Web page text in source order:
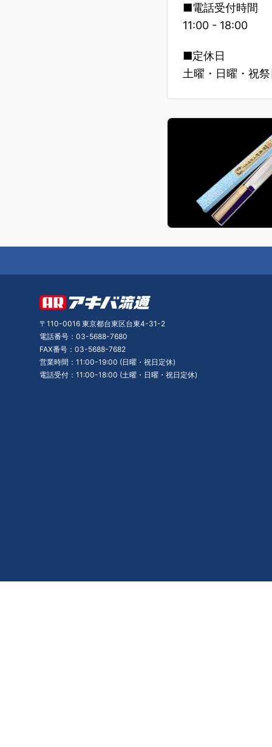
■電話受付時間
11:00 - 18:00
■定休日
土曜・日曜・祝
〒110-0016 東京都台東区台東4-31-2
電話番号：03-5688-7680
FAX番号：03-5688-7682
営業時間：11:00-19:00 (日曜・祝日定休)
電話受付：11:00-18:00 (土曜・日曜・祝日定休)